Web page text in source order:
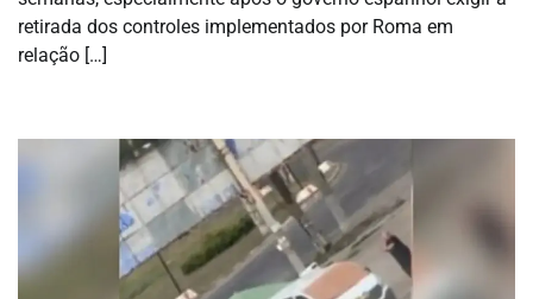
retirada dos controles implementados por Roma em
relação […]